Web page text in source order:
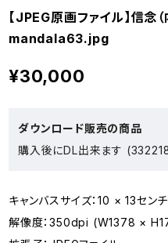
【JPEG原画ファイル】信念
mandala63.jpg
¥30,000
ダウンロード販売の商品
購入後にDL出来ます
キャンバスサイズ：10 × 13センチ
解像度：350dpi (W1378 ×